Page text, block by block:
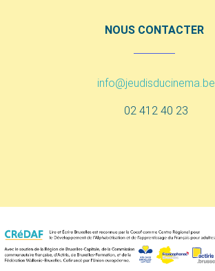
NOUS CONTACTER
info@jeudisducinema.be
02 412 40 23